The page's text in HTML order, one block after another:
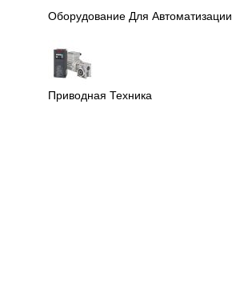
Оборудование Для Автоматизации
Приводная Техника